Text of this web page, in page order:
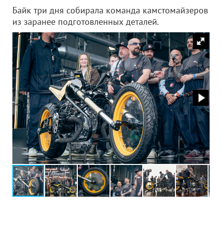
Байк три дня собирала команда камстомайзеров
из заранее подготовленных деталей.